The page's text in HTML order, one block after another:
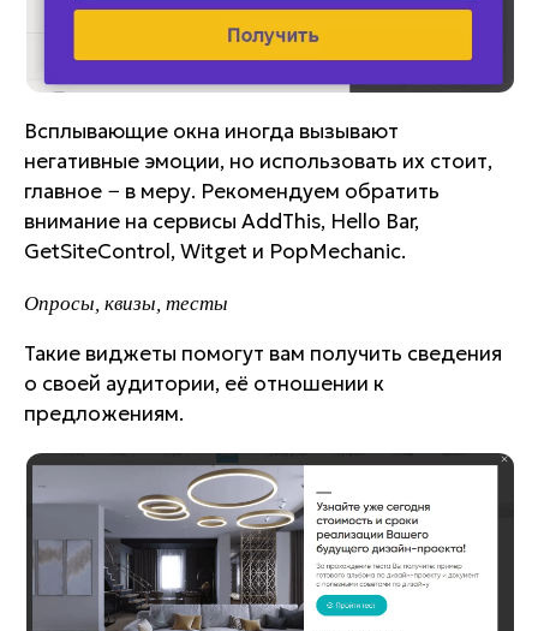
Всплывающие окна иногда вызывают
негативные эмоции, но использовать их стоит,
главное − в меру. Рекомендуем обратить
внимание на сервисы AddThis, Hello Bar,
GetSiteControl, Witget и PopMechanic.
Опросы, квизы, тесты
Такие виджеты помогут вам получить сведения
о своей аудитории, её отношении к
предложениям.